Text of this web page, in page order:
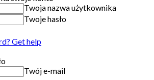
Twoja nazwa użytkownika
Twoje hasło
Get help
Twój e-mail